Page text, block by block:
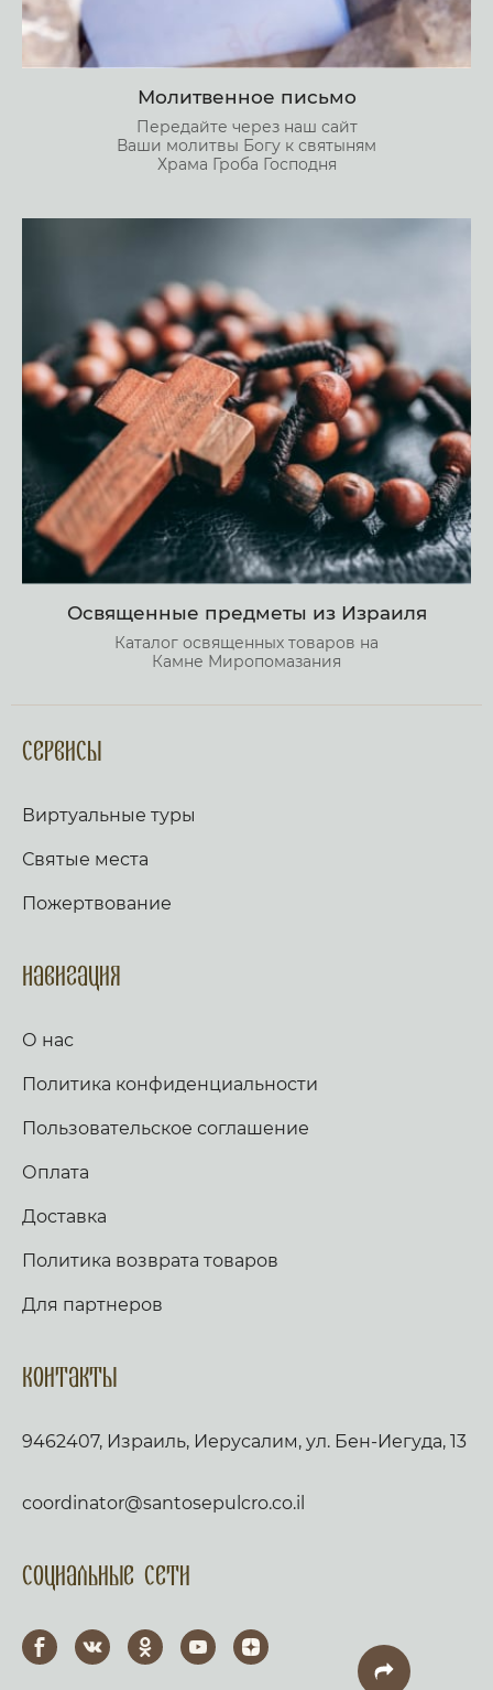
Молитвенное письмо
Передайте через наш сайт
Ваши молитвы Богу к святыням
Храма Гроба Господня
Освященные предметы из Израиля
Каталог освященных товаров на
Камне Миропомазания
Сервисы
Виртуальные туры
Святые места
Пожертвование
Навигация
О нас
Политика конфиденциальности
Пользовательское соглашение
Оплата
Доставка
Политика возврата товаров
Для партнеров
Контакты
9462407, Израиль, Иерусалим, ул. Бен-Иегуда, 13
coordinator@santosepulcro.co.il
Социальные сети